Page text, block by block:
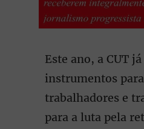
Este ano, a CUT
instrumentos
trabalhadores e
para a luta pela